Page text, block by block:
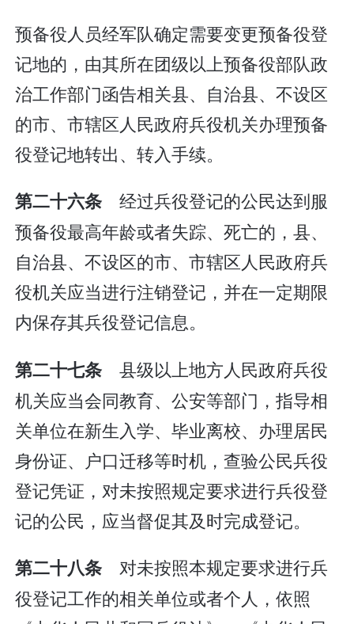
预备役人员经军队确定需要变更预备役登
记地的，由其所在团级以上预备役部队政
治工作部门函告相关县、自治县、不设区
的市、市辖区人民政府兵役机关办理预备
役登记地转出、转入手续。
第二十六条经过兵役登记的公民达到服
预备役最高年龄或者失踪、死亡的，县、
自治县、不设区的市、市辖区人民政府兵
役机关应当进行注销登记，并在一定期限
内保存其兵役登记信息。
第二十七条县级以上地方人民政府兵役
机关应当会同教育、公安等部门，指导相
关单位在新生入学、毕业离校、办理居民
身份证、户口迁移等时机，查验公民兵役
登记凭证，对未按照规定要求进行兵役登
记的公民，应当督促其及时完成登记。
第二十八条对未按照本规定要求进行兵
役登记工作的相关单位或者个人，依照